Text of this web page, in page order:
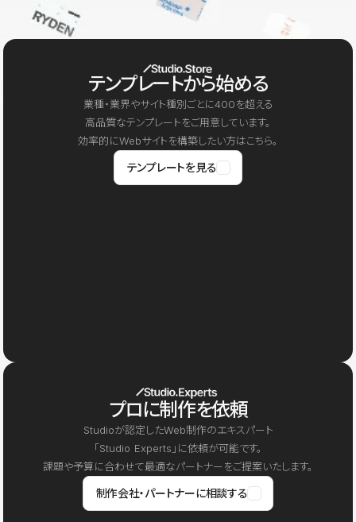
テンプレートから始める
業種・業界やサイト種別ごとに400を超える
高品質なテンプレートをご用意しています。
効率的にWebサイトを構築したい方はこちら。
テンプレートを見る
プロに制作を依頼
Studioが認定したWeb制作のエキスパート
「Studio Experts」に依頼が可能です。
課題や予算に合わせて最適なパートナーをご提案いたします。
制作会社・パートナーに相談する